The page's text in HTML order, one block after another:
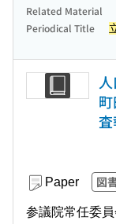
Related Material
Periodical Title
Paper 図
参議院常任委